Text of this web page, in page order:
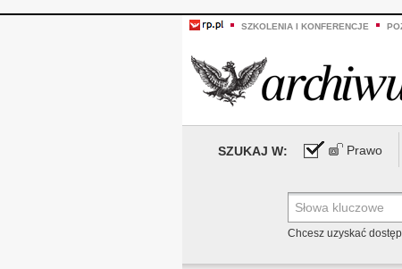
SZKOLENIA I KONFERENCJE
SZUKAJ W: Prawo
Chcesz uzyskać